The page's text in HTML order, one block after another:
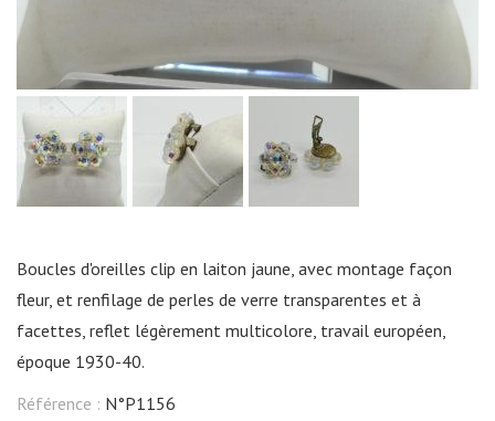
Boucles d'oreilles clip en laiton jaune, avec montage façon
fleur, et renfilage de perles de verre transparentes et à
facettes, reflet légèrement multicolore, travail européen,
époque 1930-40.
Référence : N°P1156